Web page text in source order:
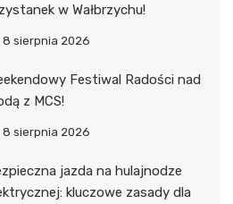
w Wałbrzychu!
8 sierpnia 2026
Festiwal Radości nad
z MCS!
8 sierpnia 2026
jazda na hulajnodze
kluczowe zasady dla